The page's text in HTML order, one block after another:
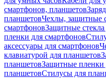
смартфонов, планшетов
планшетовЧехлы, защитные
смартфоновЗащитные
пленки для смартфонов
аксессуары для смартфонов
клавиатурой для планшетов
планшетовЗащитные пленки
планшетовСтилусы для